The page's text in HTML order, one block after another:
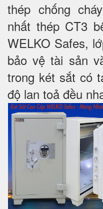
thép chống
nhất thép CT3
WELKO Safes,
bảo vệ tài sản
trong két sắt có
độ lan toả đều